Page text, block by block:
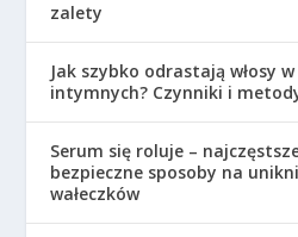
zalety
Jak szybko odrastają włosy
intymnych? Czynniki i
Serum się roluje –
bezpieczne sposoby na
wałeczków